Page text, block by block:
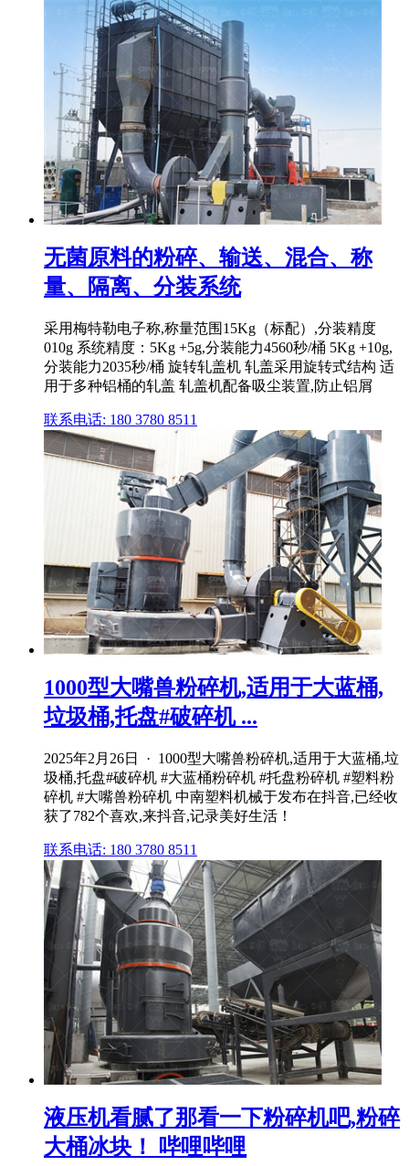
无菌原料的粉碎、输送、混合、称
量、隔离、分装系统
采用梅特勒电子称,称量范围15Kg（标配）,分装精度
010g 系统精度：5Kg +5g,分装能力4560秒/桶 5Kg +10g,
分装能力2035秒/桶 旋转轧盖机 轧盖采用旋转式结构 适
用于多种铝桶的轧盖 轧盖机配备吸尘装置,防止铝屑
联系电话: 180 3780 8511
1000型大嘴兽粉碎机,适用于大蓝桶,
垃圾桶,托盘#破碎机 ...
2025年2月26日 · 1000型大嘴兽粉碎机,适用于大蓝桶,垃
圾桶,托盘#破碎机 #大蓝桶粉碎机 #托盘粉碎机 #塑料粉
碎机 #大嘴兽粉碎机 中南塑料机械于发布在抖音,已经收
获了782个喜欢,来抖音,记录美好生活！
联系电话: 180 3780 8511
液压机看腻了那看一下粉碎机吧,粉碎
大桶冰块！ 哔哩哔哩